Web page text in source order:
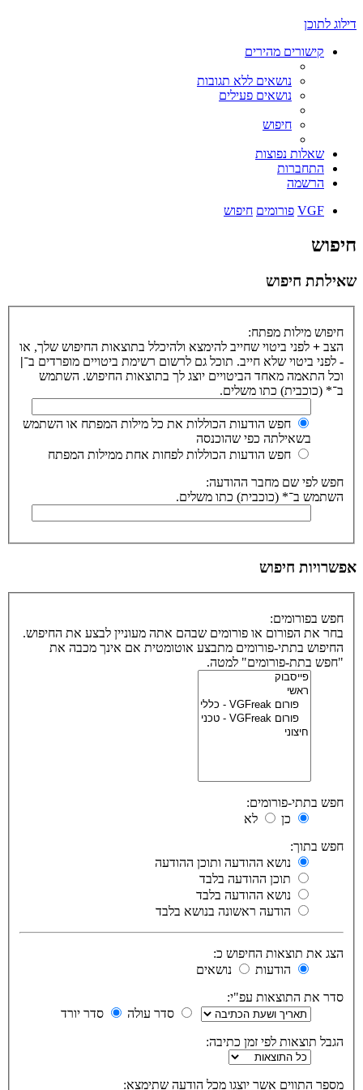
דילוג לתוכן
קישורים מהירים
נושאים ללא תגובות
נושאים פעילים
חיפוש
שאלות נפוצות
התחברות
הרשמה
VGF פורומים חיפוש
חיפוש
שאילתת חיפוש
חיפוש מילות מפתח:
הצב + לפני ביטוי שחייב להימצא ולהיכלל בתוצאות החיפוש שלך, או
- לפני ביטוי שלא חייב. תוכל גם לרשום רשימת ביטויים מופרדים ב־|
וכל התאמה מאחד הביטויים יוצג לך בתוצאות החיפוש. השתמש
ב־* (כוכבית) כתו משלים.
חפש הודעות הכוללות את כל מילות המפתח או השתמש
בשאילתה כפי שהוכנסה
חפש הודעות הכוללות לפחות אחת ממילות המפתח
חפש לפי שם מחבר ההודעה:
השתמש ב־* (כוכבית) כתו משלים.
אפשרויות חיפוש
חפש בפורומים:
בחר את הפורום או פורומים שבהם אתה מעוניין לבצע את החיפוש.
החיפוש בתתי-פורומים מתבצע אוטומטית אם אינך מכבה את
"חפש בתת-פורומים" למטה.
חפש בתתי-פורומים:
כן
לא
חפש בתוך:
נושא ההודעה ותוכן ההודעה
תוכן ההודעה בלבד
נושא ההודעה בלבד
הודעה ראשונה בנושא בלבד
הצג את תוצאות החיפוש כ:
הודעות
נושאים
סדר את התוצאות עפ"י:
סדר עולה
סדר יורד
הגבל תוצאות לפי זמן כתיבה:
מספר התווים אשר יוצגו מכל הודעה שתימצא: